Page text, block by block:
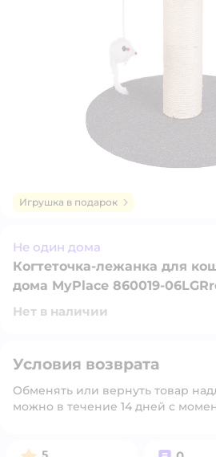
Игрушка в подарок
Не один дома
Когтеточка-лежанка для
дома MyPlace 860019-
Нет в наличии
Условия возврата
Обменять или вернуть товар
можно в течение 14 дней с
Рейтинг: Вопросов: